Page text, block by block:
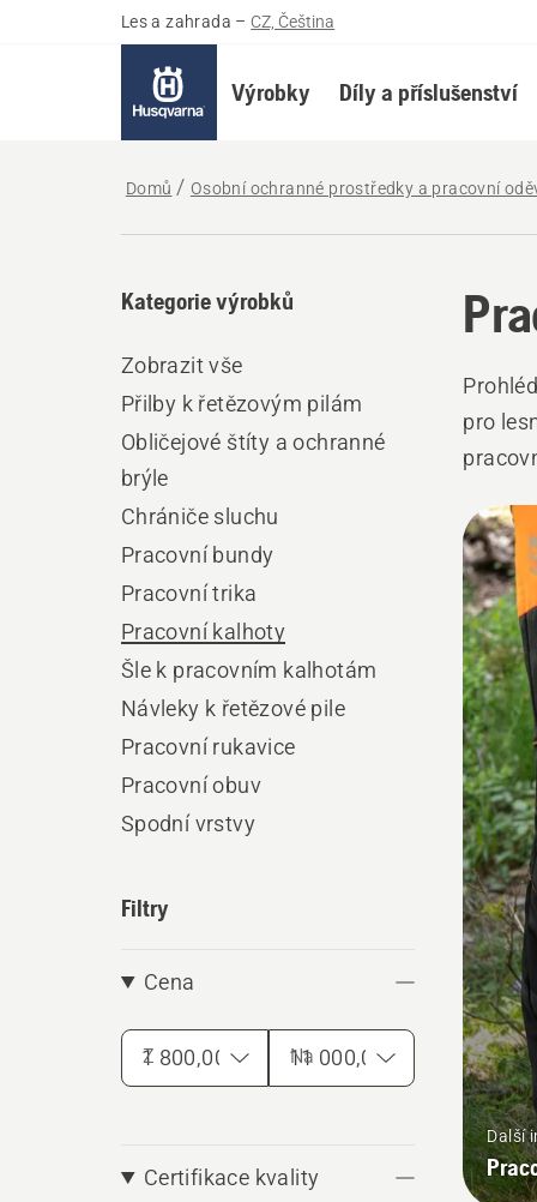
Les a zahrada – CZ, Čeština
Výrobky Díly a příslušenství
Domů Osobní ochranné prostředky a pracovní
Kategorie výrobků
Zobrazit vše
Přilby k řetězovým pilám
Obličejové štíty a ochranné
brýle
Chrániče sluchu
Pracovní bundy
Pracovní trika
Pracovní kalhoty
Šle k pracovním kalhotám
Návleky k řetězové pile
Pracovní rukavice
Pracovní obuv
Spodní vrstvy
Filtry
Cena
Z Na
Certifikace kvality
pro
Další